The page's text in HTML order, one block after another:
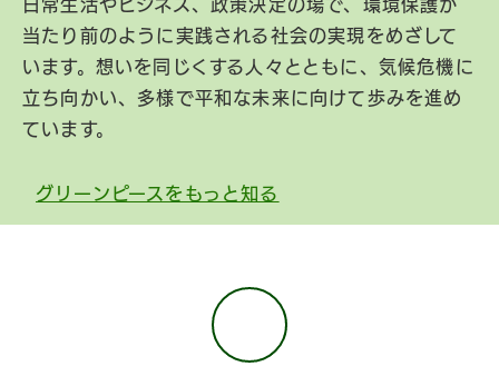
日常生活やビジネス、政策決定の場で、環境保護が
当たり前のように実践される社会の実現をめざして
います。想いを同じくする人々とともに、気候危機に
立ち向かい、多様で平和な未来に向けて歩みを進め
ています。
グリーンピースをもっと知る